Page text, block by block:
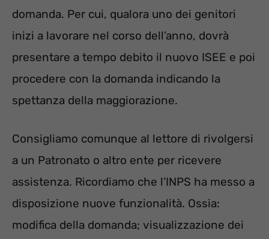
domanda. Per cui, qualora uno dei genitori
inizi a lavorare nel corso dell’anno, dovrà
presentare a tempo debito il nuovo ISEE e poi
procedere con la domanda indicando la
spettanza della maggiorazione.
Consigliamo comunque al lettore di rivolgersi
a un Patronato o altro ente per ricevere
assistenza. Ricordiamo che l’INPS ha messo a
disposizione nuove funzionalità. Ossia:
modifica della domanda; visualizzazione dei